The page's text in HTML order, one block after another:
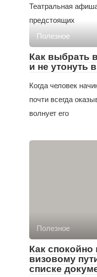
Театральная
предстоящих
Полезное
Как выбрать
и не утонуть
Когда человек
почти всегда
волнует его
Полезное
Как спокойно
визовому
списке